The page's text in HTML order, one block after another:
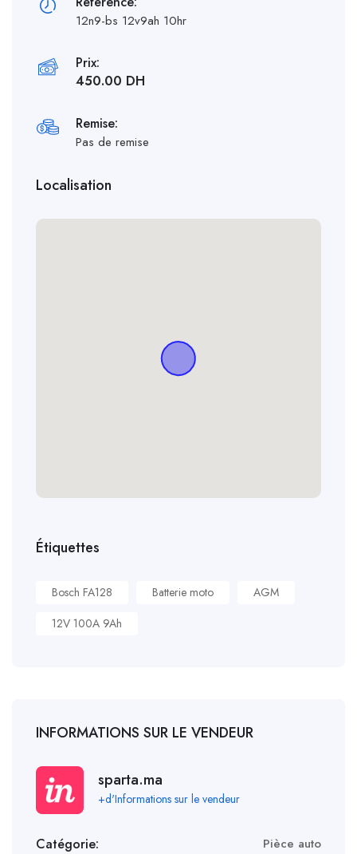
12n9-bs 12v9ah 10hr
Prix:
450.00 DH
Remise:
Pas de remise
Localisation
Étiquettes
Bosch FA128 Batterie moto
AGM
12V 100A 9Ah
INFORMATIONS SUR LE VENDEUR
sparta.ma
+d'Informations sur le vendeur
Catégorie: Pièce auto